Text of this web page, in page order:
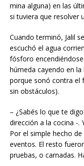
mina alguna) en las
si tuviera que resolver
Cuando terminó, Jalil
escuchó el agua
fósforo
húmeda cayendo en
porque sonó contra el
sin obstáculos).
– ¿Sabés lo que te
dirección a la cocina -.
Por el simple hecho
eventos. El resto
pruebas, o carnadas.